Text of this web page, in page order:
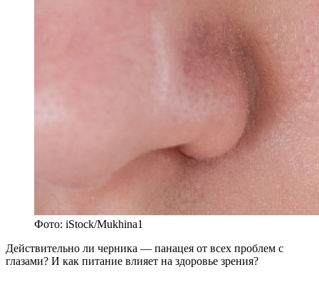
Фото: iStock/Mukhina1
Действительно ли черника — панацея от всех проблем с
глазами? И как питание влияет на здоровье зрения?